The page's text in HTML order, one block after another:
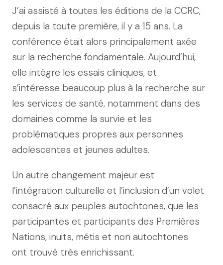
J’ai assisté à toutes les éditions de la CCRC,
depuis la toute première, il y a 15 ans. La
conférence était alors principalement axée
sur la recherche fondamentale. Aujourd’hui,
elle intègre les essais cliniques, et
s’intéresse beaucoup plus à la recherche sur
les services de santé, notamment dans des
domaines comme la survie et les
problématiques propres aux personnes
adolescentes et jeunes adultes.
Un autre changement majeur est
l’intégration culturelle et l’inclusion d’un volet
consacré aux peuples autochtones, que les
participantes et participants des Premières
Nations, inuits, métis et non autochtones
ont trouvé très enrichissant.